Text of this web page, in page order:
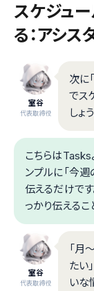
スケジュ
る：アシス
室谷
代表取締役
次に
でス
しょう
こちらはTasks
ンプルに「今
伝えるだけで
っかり伝えるこ
室谷
代表取締役
「月
たい
いな